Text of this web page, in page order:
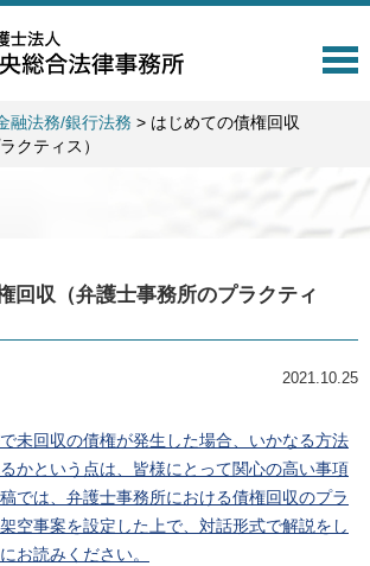
T
t
o
融法務/銀行法務 > はじめての債権回収
クティス）
回収（弁護士事務所のプラクティ
2021.10.25
未回収の債権が発生した場合、いかなる方法
かという点は、皆様にとって関心の高い事項
では、弁護士事務所における債権回収のプラ
空事案を設定した上で、対話形式で解説をし
お読みください。